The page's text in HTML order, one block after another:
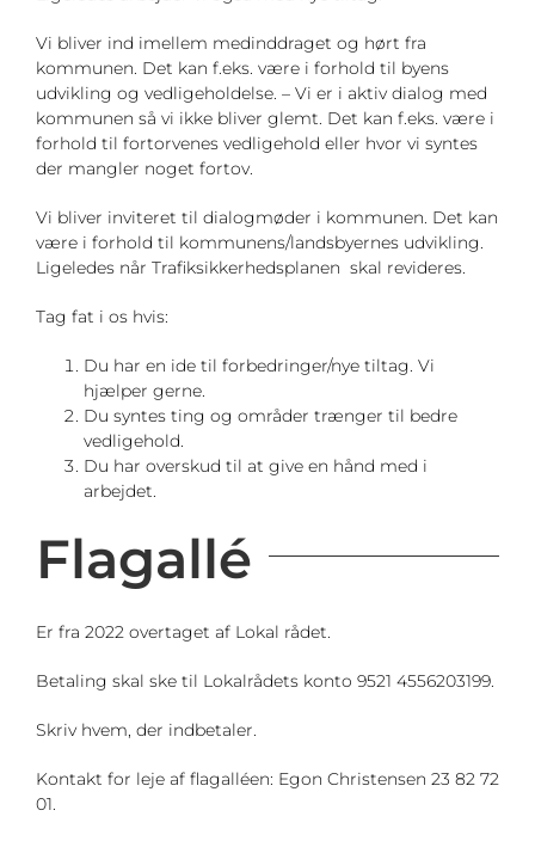
Vi bliver ind imellem medinddraget og hørt fra
kommunen. Det kan f.eks. være i forhold til byens
udvikling og vedligeholdelse. – Vi er i aktiv dialog med
kommunen så vi ikke bliver glemt. Det kan f.eks. være i
forhold til fortorvenes vedligehold eller hvor vi syntes
der mangler noget fortov.
Vi bliver inviteret til dialogmøder i kommunen. Det kan
være i forhold til kommunens/landsbyernes udvikling.
Ligeledes når Trafiksikkerhedsplanen skal revideres.
Tag fat i os hvis:
Du har en ide til forbedringer/nye tiltag. Vi
hjælper gerne.
Du syntes ting og områder trænger til bedre
vedligehold.
Du har overskud til at give en hånd med i
arbejdet.
Flagallé
Er fra 2022 overtaget af Lokal rådet.
Betaling skal ske til Lokalrådets konto 9521 4556203199.
Skriv hvem, der indbetaler.
Kontakt for leje af flagalléen: Egon Christensen 23 82 72
01.